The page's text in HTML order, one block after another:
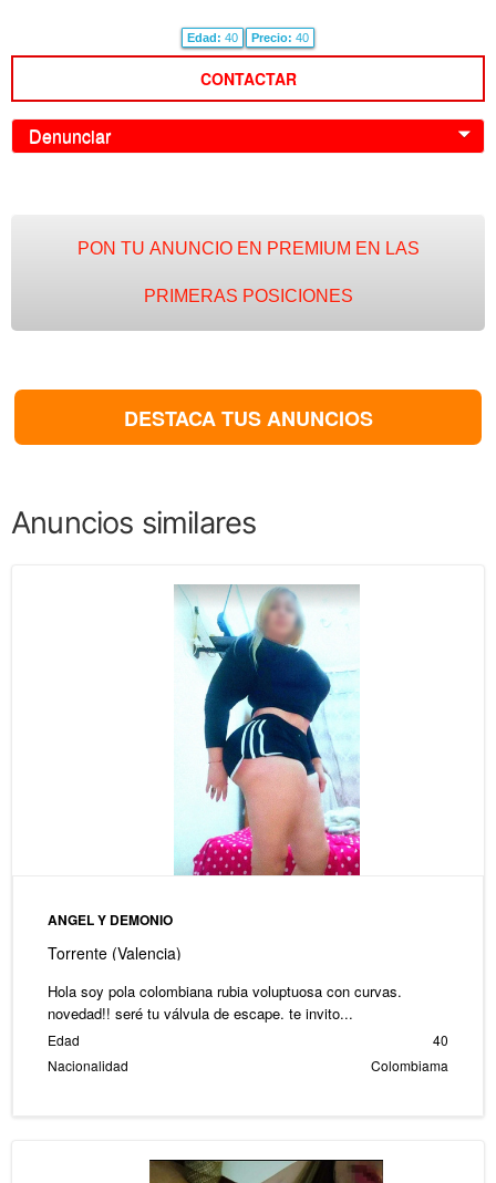
Edad: 40 Precio: 40
CONTACTAR
Denunciar 0
PON TU ANUNCIO EN PREMIUM EN LAS
PRIMERAS POSICIONES
DESTACA TUS ANUNCIOS
Anuncios similares
ANGEL Y DEMONIO
Torrente (Valencia)
Hola soy pola colombiana rubia voluptuosa con curvas.
novedad!! seré tu válvula de escape. te invito...
Edad
40
Nacionalidad
Colombiama